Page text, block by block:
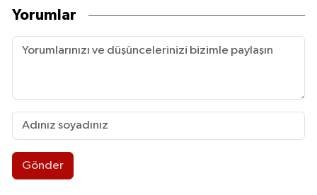
Yorumlar
Gönder